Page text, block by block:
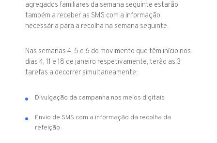
agregados familiares da semana seguinte estarão
também a receber as SMS com a informação
necessária para a recolha na semana seguinte.
Nas semanas 4, 5 e 6 do movimento que têm início nos
dias 4, 11 e 18 de janeiro respetivamente, terão as 3
tarefas a decorrer simultaneamente:
Divulgação da campanha nos meios digitais
Envio de SMS com a informação da recolha da
refeição